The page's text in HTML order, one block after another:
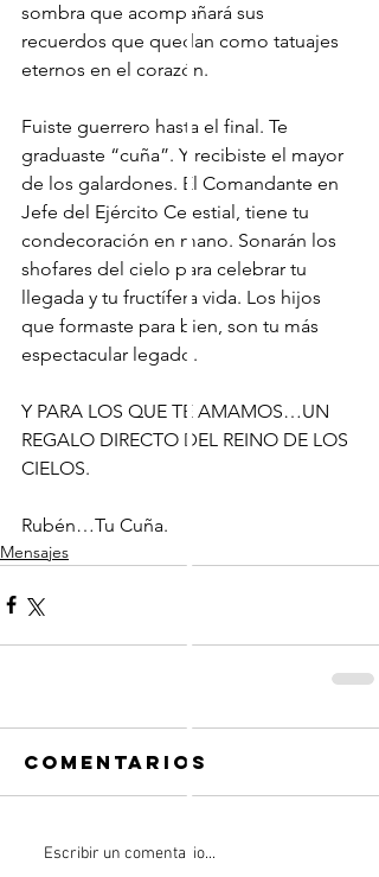
sombra que acompañará sus
recuerdos que quedan como tatuajes
eternos en el corazón.
Fuiste guerrero hasta el final. Te
graduaste “cuña”. Y recibiste el mayor
de los galardones. El Comandante en
Jefe del Ejército Celestial, tiene tu
condecoración en mano. Sonarán los
shofares del cielo para celebrar tu
llegada y tu fructífera vida. Los hijos
que formaste para bien, son tu más
espectacular legado.
Y PARA LOS QUE TE AMAMOS…UN
REGALO DIRECTO DEL REINO DE LOS
CIELOS.
Rubén…Tu Cuña.
Mensajes
Comentarios
Escribir un comentario...